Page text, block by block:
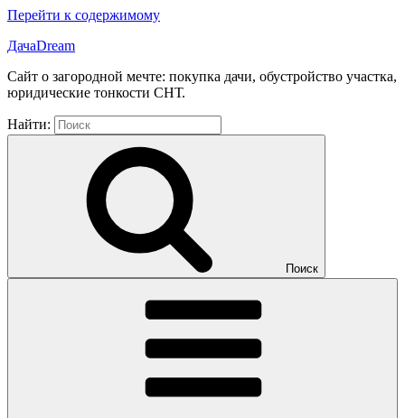
Перейти к содержимому
ДачаDream
Сайт о загородной мечте: покупка дачи, обустройство участка,
юридические тонкости СНТ.
Найти:
Поиск